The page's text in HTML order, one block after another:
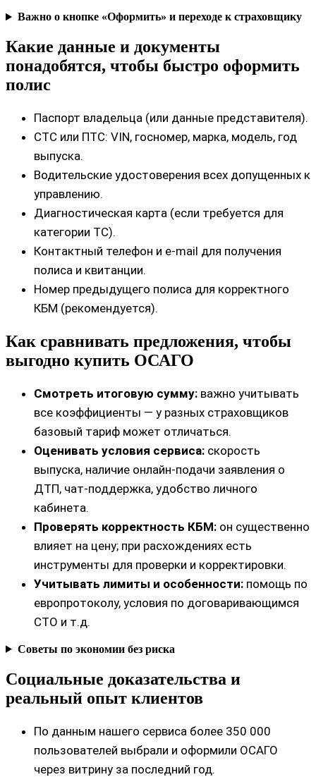
Важно о кнопке «Оформить» и переходе к страховщику
Какие данные и документы
понадобятся, чтобы быстро оформить
полис
Паспорт владельца (или данные представителя).
СТС или ПТС: VIN, госномер, марка, модель, год
выпуска.
Водительские удостоверения всех допущенных к
управлению.
Диагностическая карта (если требуется для
категории ТС).
Контактный телефон и e‑mail для получения
полиса и квитанции.
Номер предыдущего полиса для корректного
КБМ (рекомендуется).
Как сравнивать предложения, чтобы
выгодно купить ОСАГО
Смотреть итоговую сумму: важно учитывать
все коэффициенты — у разных страховщиков
базовый тариф может отличаться.
Оценивать условия сервиса: скорость
выпуска, наличие онлайн‑подачи заявления о
ДТП, чат‑поддержка, удобство личного
кабинета.
Проверять корректность КБМ: он существенно
влияет на цену; при расхождениях есть
инструменты для проверки и корректировки.
Учитывать лимиты и особенности: помощь по
европротоколу, условия по договаривающимся
СТО и т.д.
Советы по экономии без риска
Социальные доказательства и
реальный опыт клиентов
По данным нашего сервиса более 350 000
пользователей выбрали и оформили ОСАГО
через витрину за последний год.